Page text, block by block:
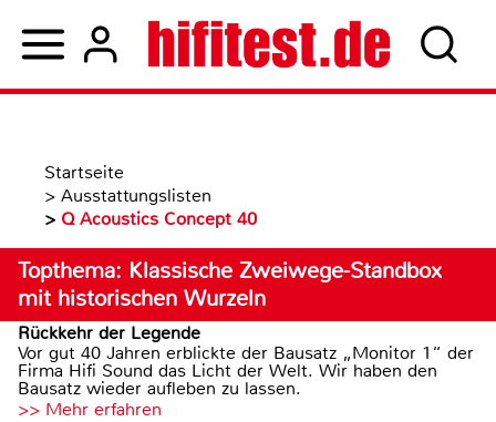
Startseite
> Ausstattungslisten
> Q Acoustics Concept 40
Topthema: Klassische Zweiwege-Standbox
mit historischen Wurzeln
Rückkehr der Legende
Vor gut 40 Jahren erblickte der Bausatz „Monitor 1“ der
Firma Hifi Sound das Licht der Welt. Wir haben den
Bausatz wieder aufleben zu lassen.
>> Mehr erfahren